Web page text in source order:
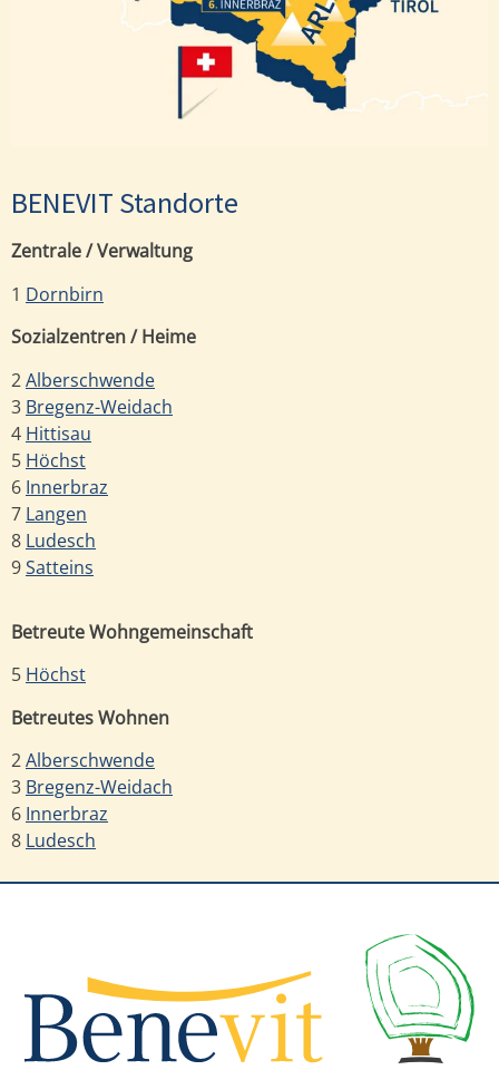
Innerbraz
BENEVIT Standorte
Zentrale / Verwaltung
1 Dornbirn
Sozialzentren / Heime
2Alberschwende
3 Bregenz-Weidach
4 Hittisau
5 Höchst
6 Innerbraz
7 Langen
8 Ludesch
9Satteins
Betreute Wohngemeinschaft
5 Höchst
Betreutes Wohnen
2Alberschwende
3 Bregenz-Weidach
6 Innerbraz
8 Ludesch